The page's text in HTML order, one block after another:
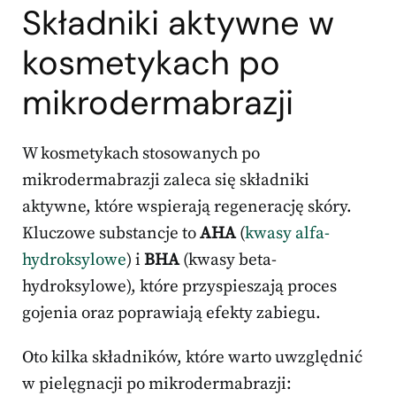
Składniki aktywne w
kosmetykach po
mikrodermabrazji
W kosmetykach stosowanych po
mikrodermabrazji zaleca się składniki
aktywne, które wspierają regenerację skóry.
Kluczowe substancje toAHA(kwasy alfa-
hydroksylowe) i BHA(kwasy beta-
hydroksylowe), które przyspieszają proces
gojenia oraz poprawiają efekty zabiegu.
Oto kilka składników, które warto uwzględnić
w pielęgnacji po mikrodermabrazji: